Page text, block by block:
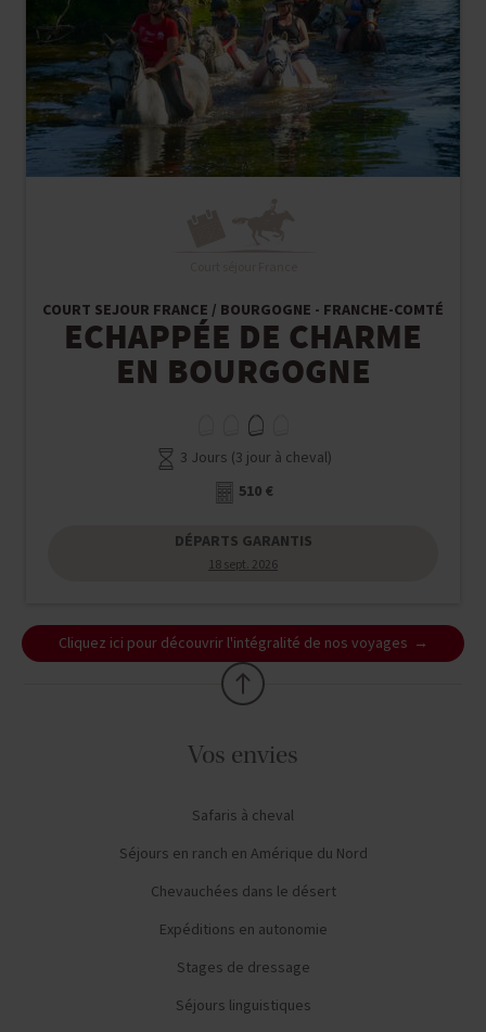
COURT SEJOUR FRANCE / BOURGOGNE - FRANCHE-COMTÉ
ECHAPPÉE DE CHARME
EN BOURGOGNE
3 Jours (3 jour à cheval)
510 €
DÉPARTS GARANTIS
18 sept. 2026
Cliquez ici pour découvrir l'intégralité de nos voyages
Vos envies
Safaris à cheval
Séjours en ranch en Amérique du Nord
Chevauchées dans le désert
Expéditions en autonomie
Stages de dressage
Séjours linguistiques